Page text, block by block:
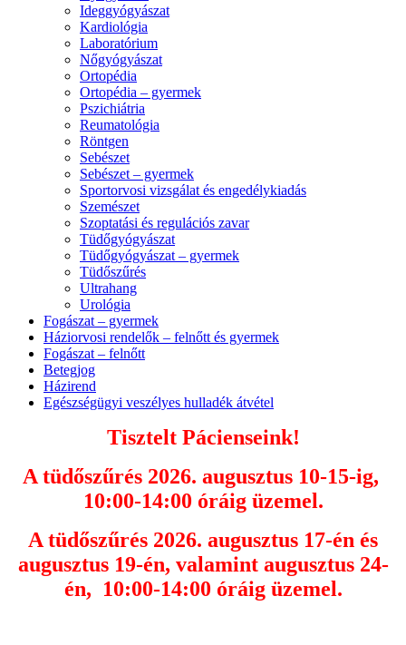
Ideggyógyászat
Kardiológia
Laboratórium
Nőgyógyászat
Ortopédia
Ortopédia – gyermek
Pszichiátria
Reumatológia
Röntgen
Sebészet
Sebészet – gyermek
Sportorvosi vizsgálat és engedélykiadás
Szemészet
Szoptatási és regulációs zavar
Tüdőgyógyászat
Tüdőgyógyászat – gyermek
Tüdőszűrés
Ultrahang
Urológia
Fogászat – gyermek
Háziorvosi rendelők – felnőtt és gyermek
Fogászat – felnőtt
Betegjog
Házirend
Egészségügyi veszélyes hulladék átvétel
Tisztelt Pácienseink!
A tüdőszűrés 2026. augusztus10-15-ig,
10:00-14:00 óráig üzemel.
A tüdőszűrés 2026. augusztus 17-én és
augusztus 19-én, valamint augusztus 24-
én, 10:00-14:00 óráig üzemel.